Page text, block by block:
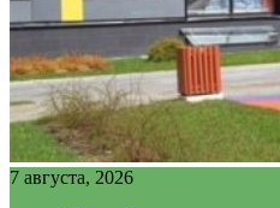
7 августа, 2026